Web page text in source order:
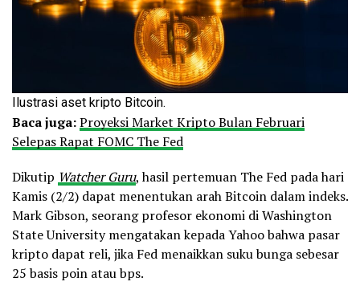
Ilustrasi aset kripto Bitcoin.
Baca juga:Proyeksi Market Kripto Bulan Februari
Selepas Rapat FOMC The Fed
Dikutip Watcher Guru, hasil pertemuan The Fed pada hari
Kamis (2/2) dapat menentukan arah Bitcoin dalam indeks.
Mark Gibson, seorang profesor ekonomi di Washington
State University mengatakan kepada Yahoo bahwa pasar
kripto dapat reli, jika Fed menaikkan suku bunga sebesar
25 basis poin atau bps.